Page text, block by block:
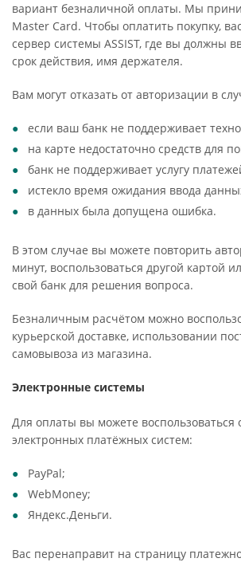
вариант безналичной оплаты. Мы
Master Card. Чтобы оплатить покупку,
сервер системы ASSIST, где вы должны
срок действия, имя держателя.
Вам могут отказать от авторизации в
если ваш банк не поддерживает
на карте недостаточно средств для
банк не поддерживает услугу
истекло время ожидания ввода
в данных была допущена ошибка.
В этом случае вы можете повторить
минут, воспользоваться другой картой
свой банк для решения вопроса.
Безналичным расчётом можно
курьерской доставке, использовании
самовывоза из магазина.
Электронные системы
Для оплаты вы можете воспользоваться
электронных платёжных систем:
PayPal;
WebMoney;
Яндекс.Деньги.
Вас перенаправит на страницу